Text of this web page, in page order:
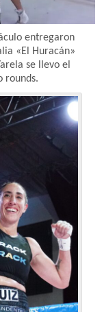
entregaron
«El Huracán»
se llevo el
rounds.